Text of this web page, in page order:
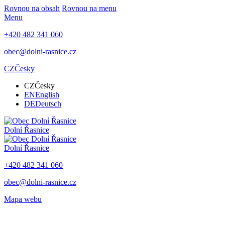
Rovnou na obsah Rovnou na menu
Menu
+420 482 341 060
obec@dolni-rasnice.cz
CZČesky
CZČesky
ENEnglish
DEDeutsch
Dolní Řasnice
Dolní Řasnice
+420 482 341 060
obec@dolni-rasnice.cz
Mapa webu